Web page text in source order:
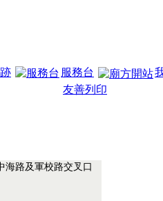
服務台
友善列印
海路及軍校路交叉口